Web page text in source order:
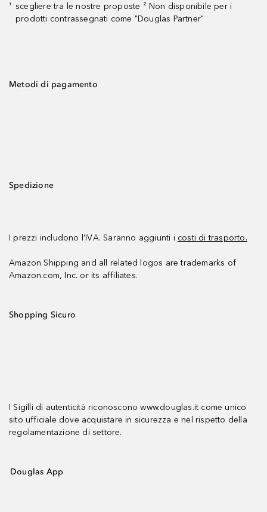
¹
scegliere tra le nostre proposte ² Non disponibile per i
prodotti contrassegnati come "Douglas Partner"
Metodi di pagamento
Spedizione
I prezzi includono l’IVA. Saranno aggiunti i costi di trasporto.
Amazon Shipping and all related logos are trademarks of
Amazon.com, Inc. or its affiliates.
Shopping Sicuro
I Sigilli di autenticità riconoscono www.douglas.it come unico
sito ufficiale dove acquistare in sicurezza e nel rispetto della
regolamentazione di settore.
Douglas App